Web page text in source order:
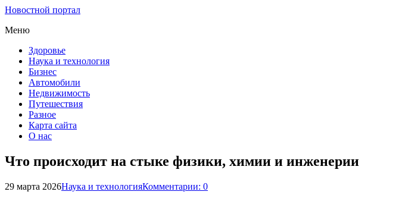
Новостной портал
Меню
Здоровье
Наука и технология
Бизнес
Автомобили
Недвижимость
Путешествия
Разное
Карта сайта
О нас
Что происходит на стыке физики, химии и инженерии
29 марта 2026Наука и технологияКомментарии: 0